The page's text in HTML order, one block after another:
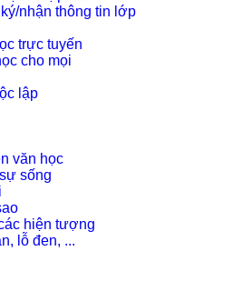
nhận thông tin lớp
trực tuyến
cho mọi
lập
văn học
sống
hiện tượng
lỗ đen, ...